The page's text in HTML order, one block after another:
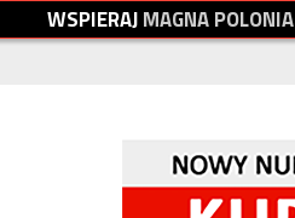
WSPIERAJMAGNAPOLONIA